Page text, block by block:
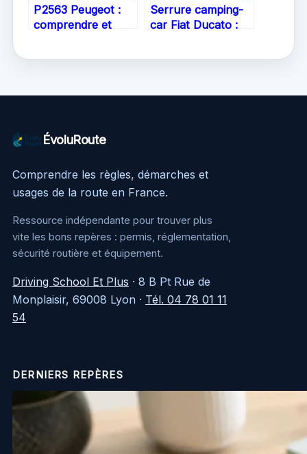
P2563 Peugeot :
comprendre et
Serrure camping-
car Fiat Ducato :
ÉvoluRoute
Comprendre les règles, démarches et
usages de la route en France.
Ressource indépendante pour trouver plus
vite les bons repères : permis, réglementation,
sécurité routière et équipement.
Driving School Et Plus · 8 B Pt Rue de
Monplaisir, 69008 Lyon · Tél. 04 78 01 11
54
DERNIERS REPÈRES